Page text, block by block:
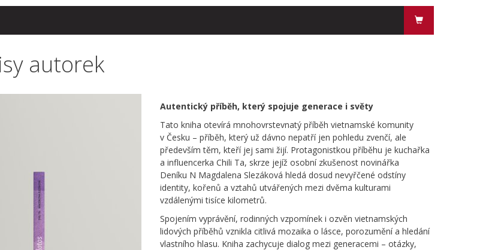
autorek
Autentický příběh, který spojuje generace i světy
Tato kniha otevírá mnohovrstevnatý příběh vietnamské komunity
v Česku – příběh, který už dávno nepatří jen pohledu zvenčí, ale
především těm, kteří jej sami žijí. Protagonistkou příběhu je kuchařka
a influencerka Chili Ta, skrze jejíž osobní zkušenost novinářka
Deníku N Magdalena Slezáková hledá dosud nevyřčené odstíny
identity, kořenů a vztahů utvářených mezi dvěma kulturami
vzdálenými tisíce kilometrů.
Spojením vyprávění, rodinných vzpomínek i ozvěn vietnamských
lidových příběhů vznikla citlivá mozaika o lásce, porozumění a hledání
vlastního hlasu. Kniha zachycuje dialog mezi generacemi – otázky,